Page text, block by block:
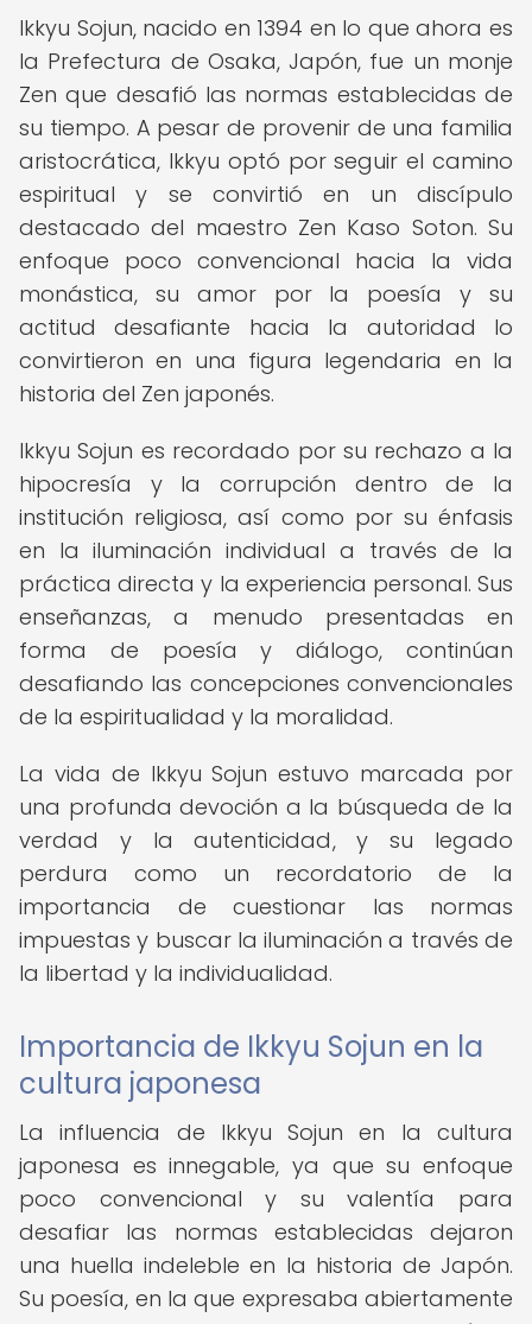
Ikkyu Sojun, nacido en 1394 en lo que ahora es
la Prefectura de Osaka, Japón, fue un monje
Zen que desafió las normas establecidas de
su tiempo. A pesar de provenir de una familia
aristocrática, Ikkyu optó por seguir el camino
espiritual y se convirtió en un discípulo
destacado del maestro Zen Kaso Soton. Su
enfoque poco convencional hacia la vida
monástica, su amor por la poesía y su
actitud desafiante hacia la autoridad lo
convirtieron en una figura legendaria en la
historia del Zen japonés.
Ikkyu Sojun es recordado por su rechazo a la
hipocresía y la corrupción dentro de la
institución religiosa, así como por su énfasis
en la iluminación individual a través de la
práctica directa y la experiencia personal. Sus
enseñanzas, a menudo presentadas en
forma de poesía y diálogo, continúan
desafiando las concepciones convencionales
de la espiritualidad y la moralidad.
La vida de Ikkyu Sojun estuvo marcada por
una profunda devoción a la búsqueda de la
verdad y la autenticidad, y su legado
perdura como un recordatorio de la
importancia de cuestionar las normas
impuestas y buscar la iluminación a través de
la libertad y la individualidad.
Importancia de Ikkyu Sojun en la
cultura japonesa
La influencia de Ikkyu Sojun en la cultura
japonesa es innegable, ya que su enfoque
poco convencional y su valentía para
desafiar las normas establecidas dejaron
una huella indeleble en la historia de Japón.
Su poesía, en la que expresaba abiertamente